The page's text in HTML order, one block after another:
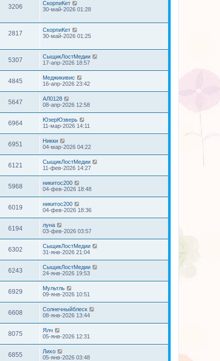
3206
СкорпиКет
30-май-2026 01:28
2817
СкорпиКет
30-май-2026 01:25
5307
СыщикЛостМедии
17-апр-2026 18:57
4845
Меджикивис
16-апр-2026 23:42
5647
АЛ0128
08-апр-2026 12:58
6964
ЮзерЮзверь
11-мар-2026 14:11
6951
Никки
04-мар-2026 04:22
6121
СыщикЛостМедии
11-фев-2026 14:27
5968
никитос200
04-фев-2026 18:48
6019
никитос200
04-фев-2026 18:36
6194
луна
03-фев-2026 03:57
6302
СыщикЛостМедии
31-янв-2026 21:04
6243
СыщикЛостМедии
24-янв-2026 19:53
6929
Мультль
09-янв-2026 10:51
6608
Солнечныйблеск
08-янв-2026 13:44
8075
Ялч
05-янв-2026 12:31
6855
Лихо
05-янв-2026 03:48